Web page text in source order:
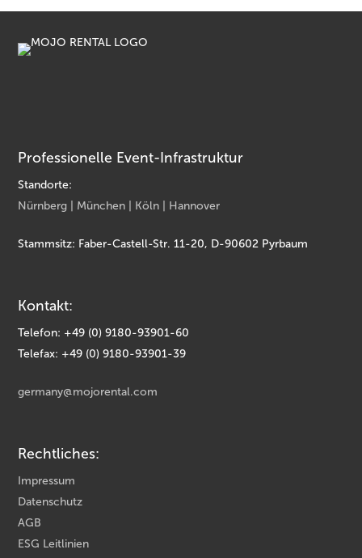
Professionelle Event-Infrastruktur
Standorte:
Nürnberg | München | Köln | Hannover
Stammsitz: Faber-Castell-Str. 11-20, D-90602 Pyrbaum
Kontakt:
Telefon: +49 (0) 9180-93901-60
Telefax: +49 (0) 9180-93901-39
germany@mojorental.com
Rechtliches:
Impressum
Datenschutz
AGB
ESG Leitlinien